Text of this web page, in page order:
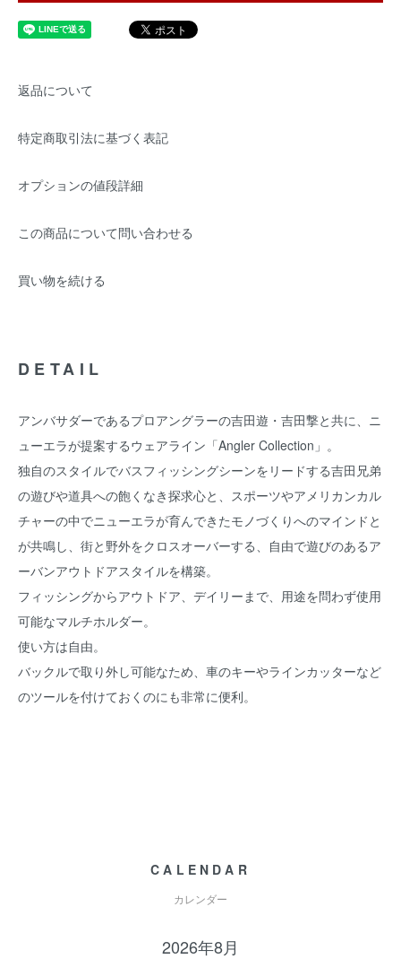
返品について
特定商取引法に基づく表記
オプションの値段詳細
この商品について問い合わせる
買い物を続ける
DETAIL
アンバサダーであるプロアングラーの吉田遊・吉田撃と共に、ニ
ューエラが提案するウェアライン「Angler Collection」。
独自のスタイルでバスフィッシングシーンをリードする吉田兄弟
の遊びや道具への飽くなき探求心と、スポーツやアメリカンカル
チャーの中でニューエラが育んできたモノづくりへのマインドと
が共鳴し、街と野外をクロスオーバーする、自由で遊びのあるア
ーバンアウトドアスタイルを構築。
フィッシングからアウトドア、デイリーまで、用途を問わず使用
可能なマルチホルダー。
使い方は自由。
バックルで取り外し可能なため、車のキーやラインカッターなど
のツールを付けておくのにも非常に便利。
CALENDAR
カレンダー
2026年8月